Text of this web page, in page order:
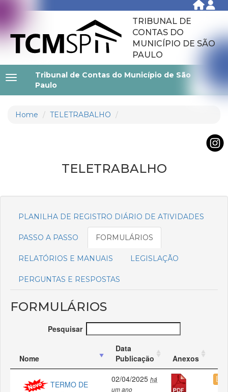
TRIBUNAL DE
CONTAS DO
MUNICÍPIO DE SÃO
PAULO
Tribunal de Contas do Município de São
Paulo
Home TELETRABALHO
TELETRABALHO
PLANILHA DE REGISTRO DIÁRIO DE ATIVIDADES
PASSO A PASSO FORMULÁRIOS
RELATÓRIOS E MANUAIS LEGISLAÇÃO
PERGUNTAS E RESPOSTAS
FORMULÁRIOS